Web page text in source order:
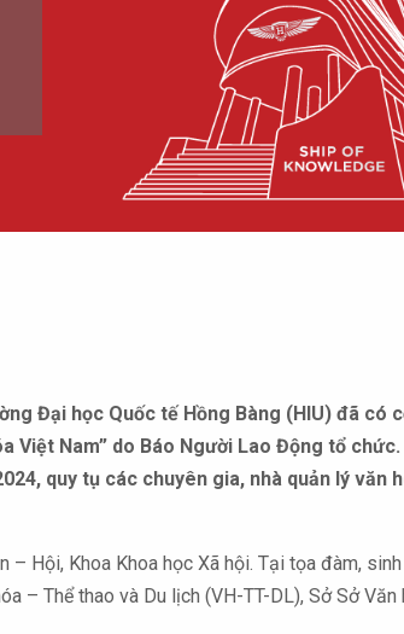
Đại học Quốc tế Hồng Bàng (HIU) đã có
Nam” do Báo Người Lao Động tổ
quy tụ các chuyên gia, nhà quản lý văn
Hội, Khoa Khoa học Xã hội. Tại tọa đàm,
– Thể thao và Du lịch (VH-TT-DL), Sở Sở Văn